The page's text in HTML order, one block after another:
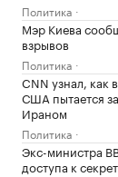
Политика
Мэр Киева
взрывов
Политика
CNN узнал, как
США пытается
Ираном
Политика
Экс-министра
доступа к